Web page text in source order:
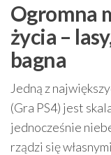
Ogromna
życia –
bagna
Jedną z
(Gra PS4) jest
jednocześnie
rządzi się